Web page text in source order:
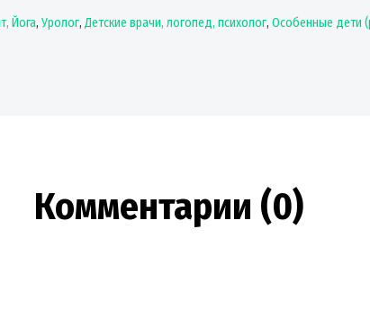
Йога, Уролог, Детские врачи, логопед, психолог, Особенные дети
Комментарии (0)